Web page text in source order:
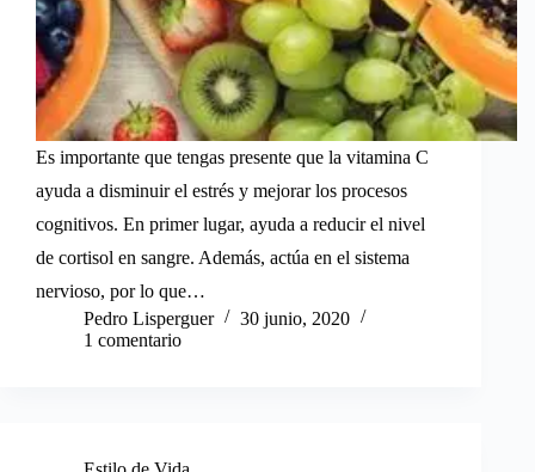
Es importante que tengas presente que la vitamina C
ayuda a disminuir el estrés y mejorar los procesos
cognitivos. En primer lugar, ayuda a reducir el nivel
de cortisol en sangre. Además, actúa en el sistema
nervioso, por lo que…
Pedro Lisperguer
30 junio, 2020
1 comentario